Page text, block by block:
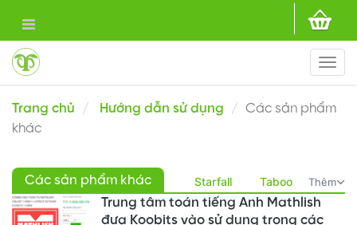
Trang chủ Hướng dẫn sử dụng
Các sản phẩm
khác
Các sản phẩm khác Starfall Taboo Thêm
Trung tâm toán tiếng Anh Mathlish
đưa Koobits vào sử dụng trong các